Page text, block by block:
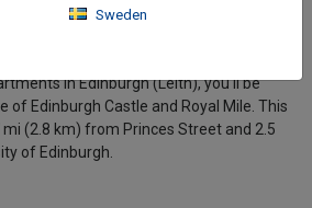
in Edinburgh (Leith), you'll be
of Edinburgh Castle and Royal Mile. This
(2.8 km) from Princes Street and 2.5
of Edinburgh.
Sweden